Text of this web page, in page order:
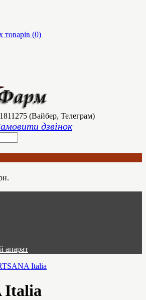
(0)
(Вайбер, Телеграм)
дзвінок
апарат
Italia
Italia